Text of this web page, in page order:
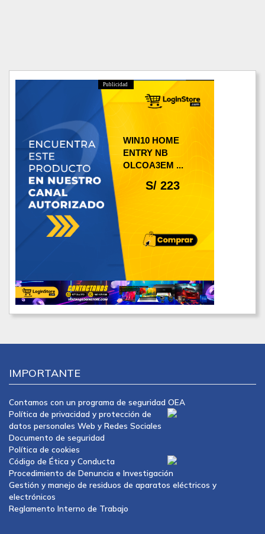
Publicidad
S/ 223
WIN10 HOME
ENTRY NB
OLCOA3EM ...
IMPORTANTE
Contamos con un programa de seguridad OEA
Política de privacidad y protección de
datos personales Web y Redes Sociales
Documento de seguridad
Política de cookies
Código de Ética y Conducta
Procedimiento de Denuncia e Investigación
Gestión y manejo de residuos de aparatos eléctricos y
electrónicos
Reglamento Interno de Trabajo